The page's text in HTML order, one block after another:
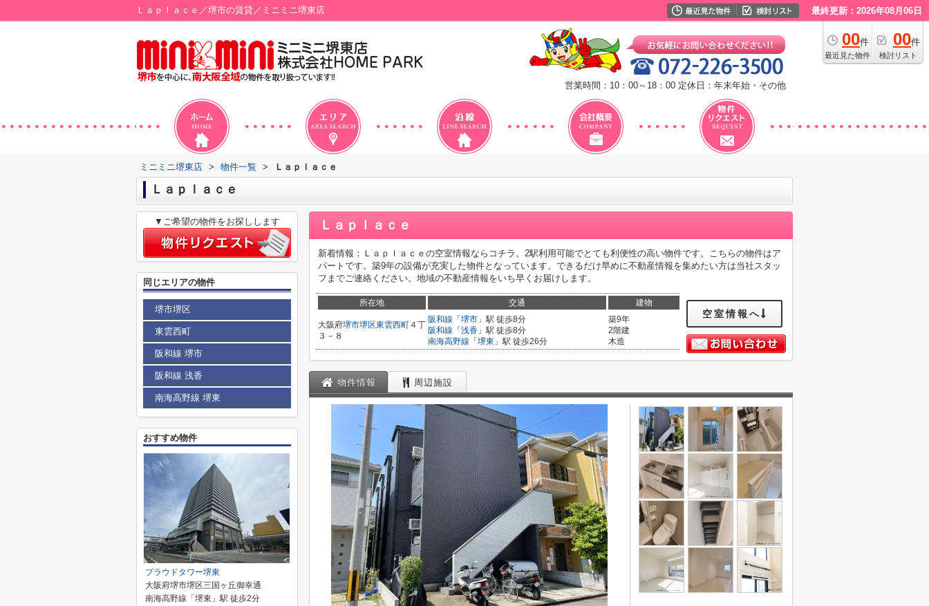
Ｌａｐｌａｃｅ／堺市の賃貸／ミニミニ堺東店 最終更新：2026年08月06日
00件
最近見た物件
00件
検討リスト
営業時間：10：00～18：00 定休日：年末年始・その他
ミニミニ堺東店 > 物件一覧 > Ｌａｐｌａｃｅ
Ｌａｐｌａｃｅ
Ｌａｐｌａｃｅ
新着情報：Ｌａｐｌａｃｅの空室情報ならコチラ。2駅利用可能でとても利便性の高い物件です。こちらの物件はア
パートです。築9年の設備が充実した物件となっています。できるだけ早めに不動産情報を集めたい方は当社スタッ
フまでご連絡ください。地域の不動産情報をいち早くお届けします。
所在地 交通 建物
大阪府堺市堺区東雲西町４丁
３－８
阪和線 「 堺市 」駅 徒歩8分
阪和線 「 浅香 」駅 徒歩8分
南海高野線 「 堺東 」駅 徒歩26分
築9年
2階建
木造
空室情報へ
物件情報 周辺施設
▼ご希望の物件をお探しします
同じエリアの物件
堺市堺区
東雲西町
阪和線 堺市
阪和線 浅香
南海高野線 堺東
おすすめ物件
プラウドタワー堺東
大阪府堺市堺区三国ヶ丘御幸通
南海高野線「堺東」駅 徒歩2分